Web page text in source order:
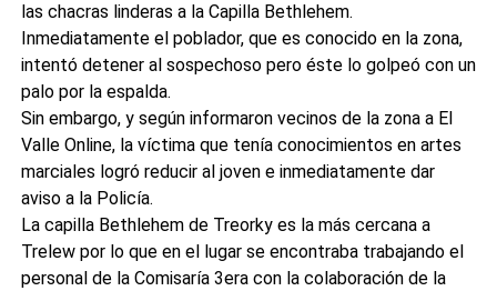
las chacras linderas a la Capilla Bethlehem.
Inmediatamente el poblador, que es conocido en la zona,
intentó detener al sospechoso pero éste lo golpeó con un
palo por la espalda.
Sin embargo, y según informaron vecinos de la zona a El
Valle Online, la víctima que tenía conocimientos en artes
marciales logró reducir al joven e inmediatamente dar
aviso a la Policía.
La capilla Bethlehem de Treorky es la más cercana a
Trelew por lo que en el lugar se encontraba trabajando el
personal de la Comisaría 3era con la colaboración de la